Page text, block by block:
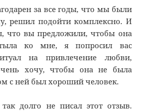
за все годы, что мы были
решил подойти комплексно. И
что вы предложили, чтобы она
ко мне, я попросил вас
на привлечение любви,
хочу, чтобы она не была
с ней был хороший человек.
долго не писал этот отзыв.